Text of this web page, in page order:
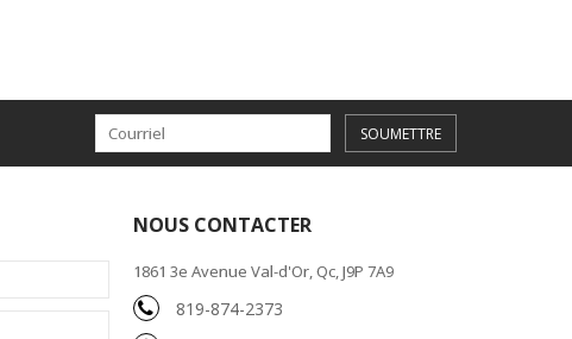
SOUMETTRE
NOUS CONTACTER
1861 3e Avenue Val-d'Or, Qc, J9P 7A9
819-874-2373